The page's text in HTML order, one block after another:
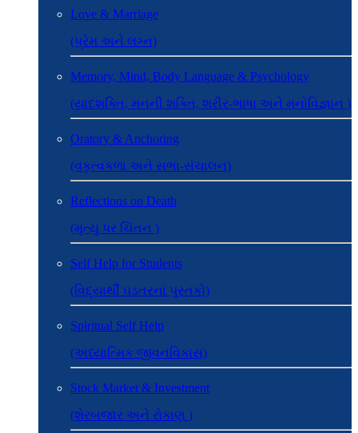
Love & Marriage
(પ્રેમ અને લગ્ન)
Memory, Mind, Body Language & Psychology
(યાદશક્તિ, મનની શક્તિ, શરીર-ભાષા અને મનોવિજ્ઞાન )
Oratory & Anchoring
(વકૃત્વકળા અને સભા-સંચાલન)
Reflections on Death
(મૃત્યુ પર ચિંતન )
Self Help for Students
(વિદ્યાર્થી ઘડતરનાં પુસ્તકો)
Spiritual Self Help
(અધ્યાત્મિક જીવનવિકાસ)
Stock Market & Investment
(શેરબજાર અને રોકાણ )